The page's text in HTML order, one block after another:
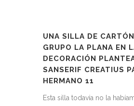
UNA SILLA DE
GRUPO LA PLANA EN
DECORACIÓN
SANSERIF CREATIUS
HERMANO 11
Esta silla todavía no la